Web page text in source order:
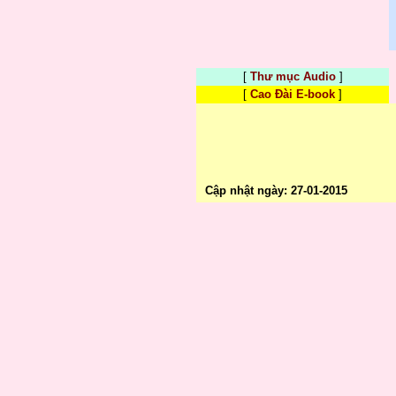
[ Thư mục Audio ]
[ Cao Đài E-book ]
Cập nhật ngày: 27-01-2015